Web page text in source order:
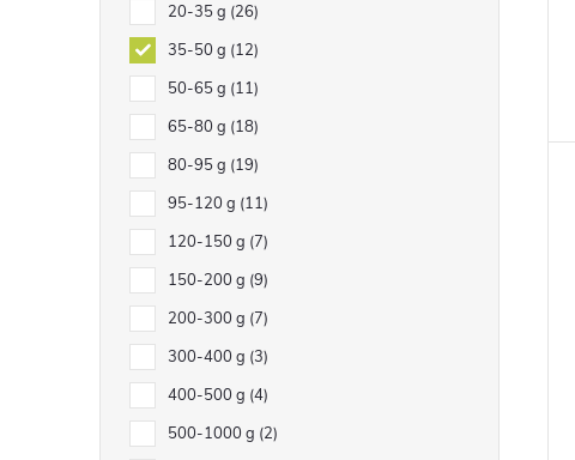
20-35 g 26
35-50 g 12
50-65 g 11
65-80 g 18
80-95 g 19
95-120 g 11
120-150 g 7
150-200 g 9
200-300 g 7
300-400 g 3
400-500 g 4
500-1000 g 2